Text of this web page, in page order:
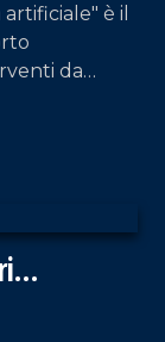
è il
da
storia,